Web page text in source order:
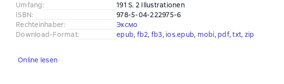
Umfang:
191 S. 2 Illustrationen
ISBN:
978-5-04-222975-6
Rechteinhaber:
Эксмо
Download-Format: epub, fb2, fb3, ios.epub, mobi, pdf, txt, zip
Online lesen